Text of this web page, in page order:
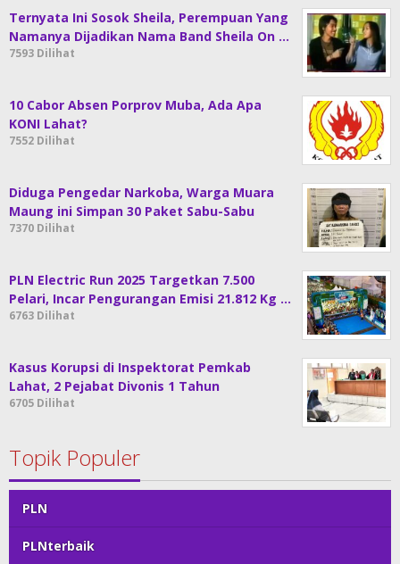
Ternyata Ini Sosok Sheila, Perempuan Yang
Namanya Dijadikan Nama Band Sheila On …
7593 Dilihat
10 Cabor Absen Porprov Muba, Ada Apa
KONI Lahat?
7552 Dilihat
Diduga Pengedar Narkoba, Warga Muara
Maung ini Simpan 30 Paket Sabu-Sabu
7370 Dilihat
PLN Electric Run 2025 Targetkan 7.500
Pelari, Incar Pengurangan Emisi 21.812 Kg …
6763 Dilihat
Kasus Korupsi di Inspektorat Pemkab
Lahat, 2 Pejabat Divonis 1 Tahun
6705 Dilihat
Topik Populer
PLN
PLNterbaik